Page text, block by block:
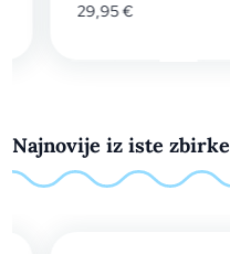
29,95€
Najnovije iz iste zbirke